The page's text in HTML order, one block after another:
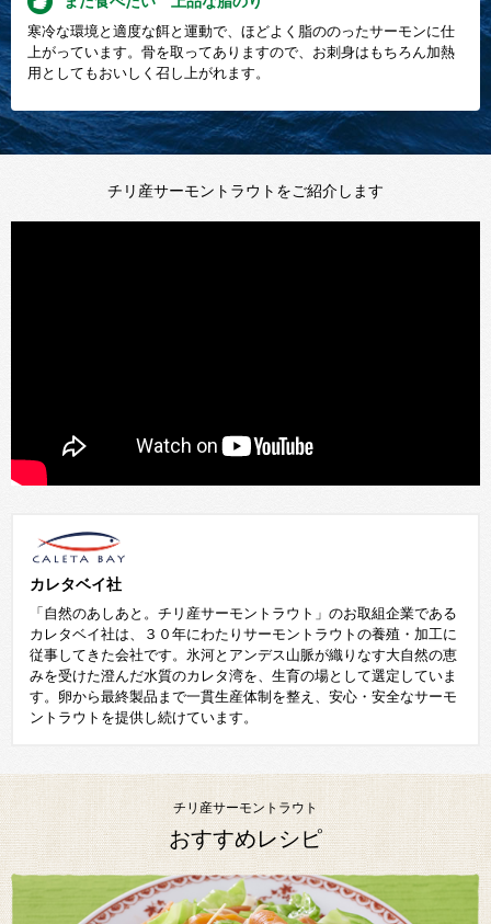
寒冷な環境と適度な餌と運動で、ほどよく脂ののったサーモンに仕
上がっています。骨を取ってありますので、お刺身はもちろん加熱
用としてもおいしく召し上がれます。
チリ産サーモントラウトをご紹介します
カレタベイ社
「自然のあしあと。チリ産サーモントラウト」のお取組企業である
カレタベイ社は、３０年にわたりサーモントラウトの養殖・加工に
従事してきた会社です。氷河とアンデス山脈が織りなす大自然の恵
みを受けた澄んだ水質のカレタ湾を、生育の場として選定していま
す。卵から最終製品まで一貫生産体制を整え、安心・安全なサーモ
ントラウトを提供し続けています。
チリ産サーモントラウト
おすすめレシピ